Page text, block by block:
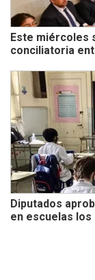
Este miércoles
conciliatoria
Diputados
en escuelas los